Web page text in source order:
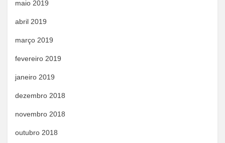
maio 2019
abril 2019
março 2019
fevereiro 2019
janeiro 2019
dezembro 2018
novembro 2018
outubro 2018